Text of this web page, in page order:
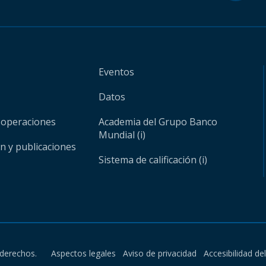
y publicaciones
Eventos
Datos
Academia del Grupo Banco
Mundial (i)
Sistema de calificación (i)
Aspectos legales Aviso de privacidad Accesibilidad